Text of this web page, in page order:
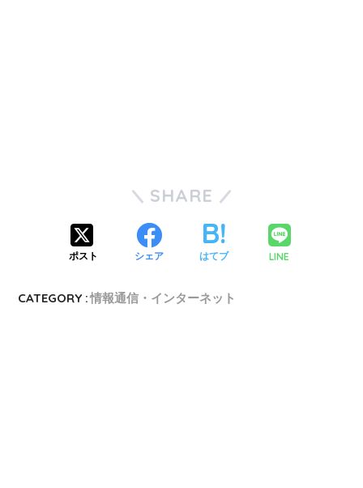
SHARE
ポスト シェア はてブ LINE
CATEGORY :情報通信・インターネット